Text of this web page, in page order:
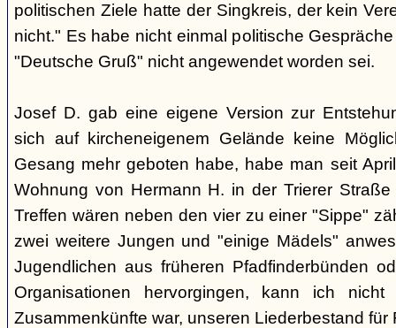
politischen Ziele hatte der Singkreis, der kein
nicht." Es habe nicht einmal politische
"Deutsche Gruß" nicht angewendet worden sei.
Josef D. gab eine eigene Version zur
sich auf kircheneigenem Gelände keine
Gesang mehr geboten habe, habe man seit
Wohnung von Hermann H. in der Trierer
Treffen wären neben den vier zu einer "Sippe"
zwei weitere Jungen und "einige Mädels"
Jugendlichen aus früheren Pfadfinderbünden
Organisationen hervorgingen, kann ich
Zusammenkünfte war, unseren Liederbestand